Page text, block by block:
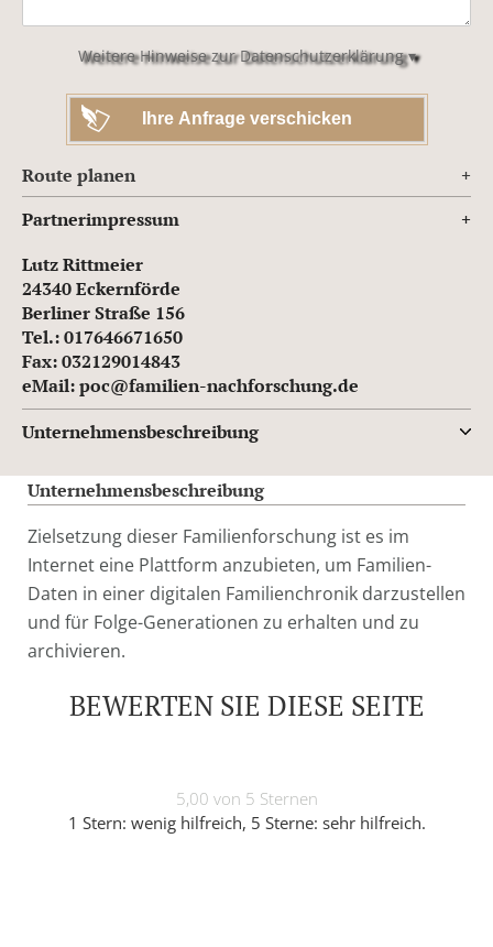
leer.Weitere Hinweise zur Datenschutzerklärung ▾
Route planen
Partnerimpressum
Lutz Rittmeier
24340 Eckernförde
Berliner Straße 156
Tel.: 017646671650
Fax: 032129014843
eMail: poc@familien-nachforschung.de
Unternehmensbeschreibung
Unternehmensbeschreibung
Zielsetzung dieser Familienforschung ist es im
Internet eine Plattform anzubieten, um Familien-
Daten in einer digitalen Familienchronik darzustellen
und für Folge-Generationen zu erhalten und zu
archivieren.
BEWERTEN SIE DIESE SEITE
5,00 von 5 Sternen
1 Stern: wenig hilfreich, 5 Sterne: sehr hilfreich.